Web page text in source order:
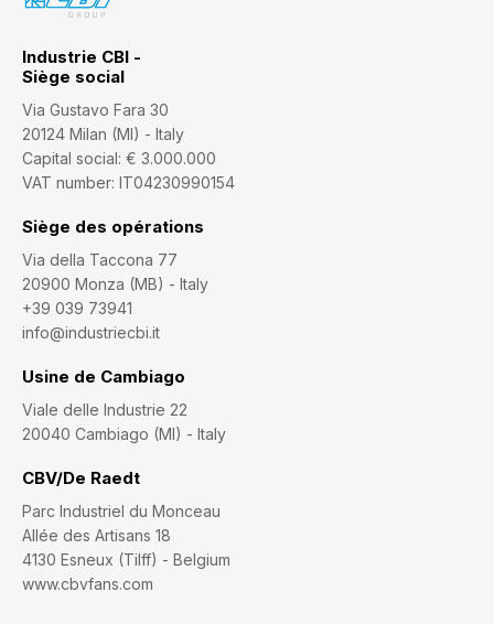
Industrie CBI -
Siège social
Via Gustavo Fara 30
20124 Milan (MI) - Italy
Capital social: € 3.000.000
VAT number: IT04230990154
Siège des opérations
Via della Taccona 77
20900 Monza (MB) - Italy
+39 039 73941
info@industriecbi.it
Usine de Cambiago
Viale delle Industrie 22
20040 Cambiago (MI) - Italy
CBV/De Raedt
Parc Industriel du Monceau
Allée des Artisans 18
4130 Esneux (Tilff) - Belgium
www.cbvfans.com